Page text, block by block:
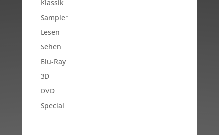
Klassik
Sampler
Lesen
Sehen
Blu-Ray
3D
DVD
Special